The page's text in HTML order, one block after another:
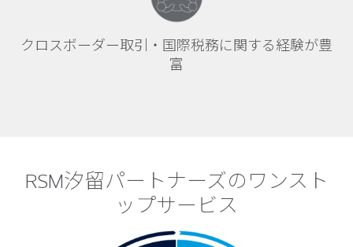
クロスボーダー取引・国際税務に関する経験が豊
富
RSM汐留パートナーズのワンスト
ップサービス